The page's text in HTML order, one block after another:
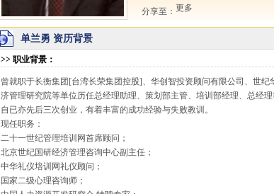
分享至： 更多
单兰勇 资历背景
>> 职业背景 ：
曾就职于长衡集团[台湾长荣集团控股]、华创智投资顾问有限公司、世
济管理研究院等单位历任总经理助理、策划部主管、培训部经理、总经理
自已亦先后三次创业，有着丰富的成功经验与失败教训。
现任职务：
二十一世纪管理培训网首席顾问；
北京世纪国研经济管理咨询中心副主任；
中华礼仪培训网礼仪顾问；
国家二级心理咨询师；